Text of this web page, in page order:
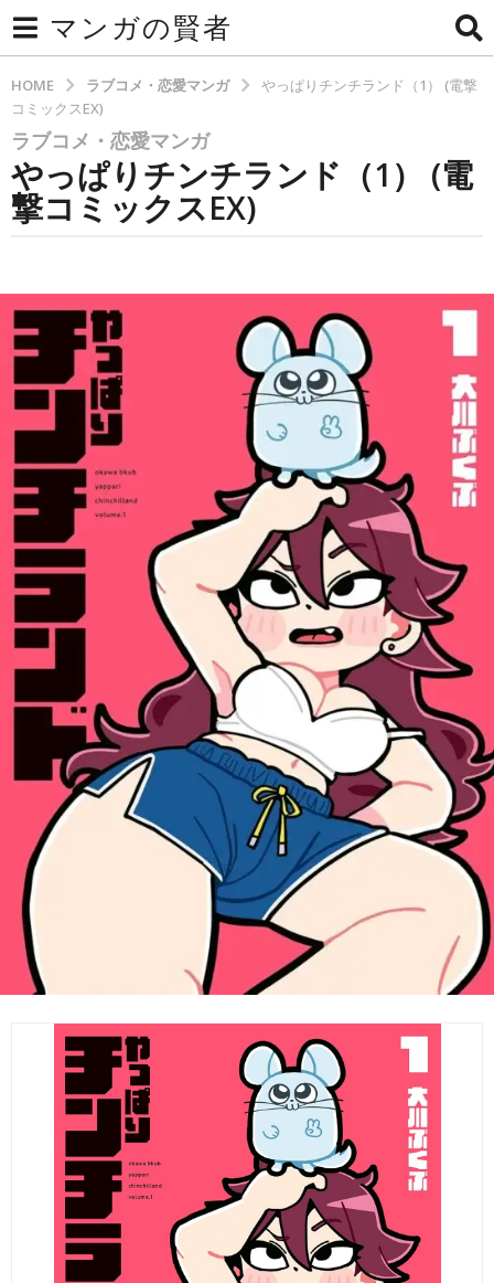
マンガの賢者
HOME ラブコメ・恋愛マンガ
やっぱりチンチランド（1） (電撃
コミックスEX)
3
か
月
a
3
か
月
a
g
o
ラブコメ・恋愛マンガ
やっぱりチンチランド（1） (電
撃コミックスEX)
b
y
t
e
c
h